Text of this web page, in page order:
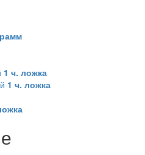
1 ч. ложка
1 ч. ложка